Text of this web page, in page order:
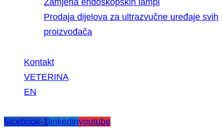
Prodaja dijelova za ultrazvučne uređaje svih
proizvođača
Kontakt
VETERINA
EN
facebook-1 linkedinyoutube